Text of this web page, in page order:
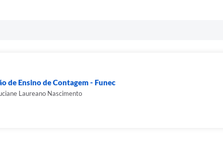
de Ensino de Contagem - Funec
Laureano Nascimento